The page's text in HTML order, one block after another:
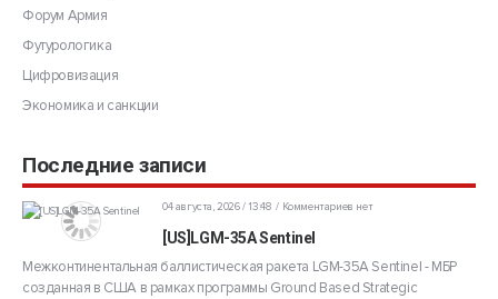
Форум Армия
Футурологика
Цифровизация
Экономика и санкции
Последние записи
04 августа, 2026 / 13:48 Комментариев нет
[US]LGM-35A Sentinel
Межконтинентальная баллистическая ракета LGM-35A Sentinel - МБР
созданная в США в рамках программы Ground Based Strategic